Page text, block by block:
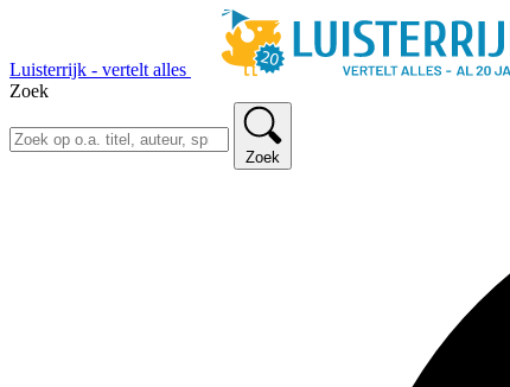
Luisterrijk - vertelt alles
Zoek
Zoek